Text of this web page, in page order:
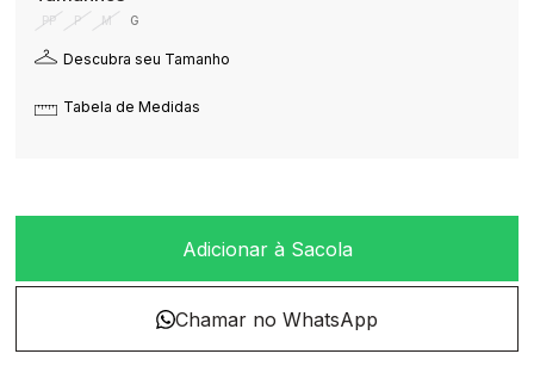
PP P M G
Descubra seu Tamanho
Tabela de Medidas
Adicionar à Sacola